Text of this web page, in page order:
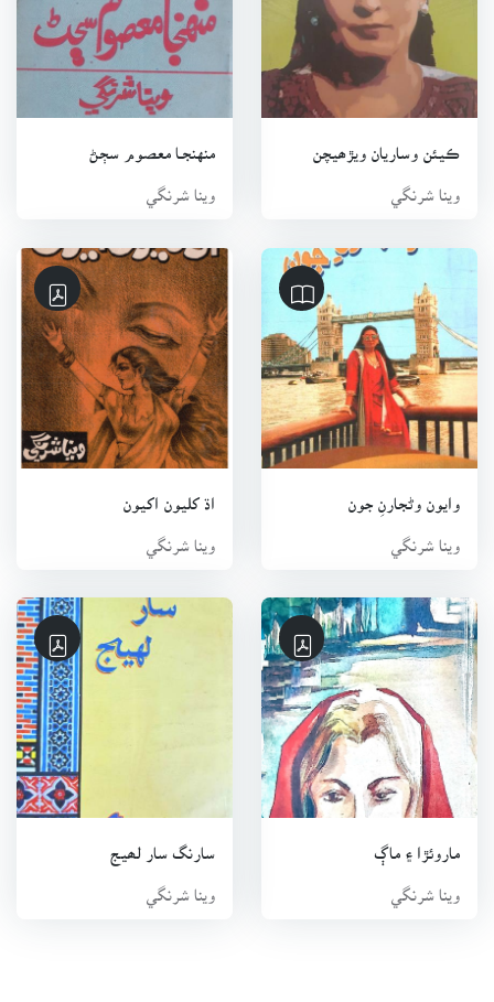
صحافيءَ‘ طور بہ آهي. کيس ايئر براڊڪاسٽر جي حيثيتہ ۾ پاڪستان
جي اڳوڻي وزيراعظم محترمہ بينظير ڀٽو ۽ پاڪ هند جي ٻين عظيم
شخصيتن جا انٽرويو ڪرڻ جو اعزاز بہ حاصل آهي. هيءَ هندستان ۾
سنڌي وومينز موومينٽ جي سرگرم ڪارڪن ۽ ’مارئي‘ نالي سنڌي
۾ هن شاهه عبداللطيف ڀٽائيءَ تي بين الاقوامي ڪانفرنس دهليءَ ۾
ڪانفرنس ۾ پڙهيل مقالن جو ڪتاب مرتب ڪري پڻ ڇپرايو اٿس.
ڪيئن وساريان ويڙھيچن
وينا شرنگي
منهنجـا معصوم سڄڻ
وينا شرنگي
وايون وڻجارنِ جون
وينا شرنگي
اڌ کليون اکيون
وينا شرنگي
ماروئڙا ۽ ماڳ
وينا شرنگي
سارنگ سار لھيج
وينا شرنگي